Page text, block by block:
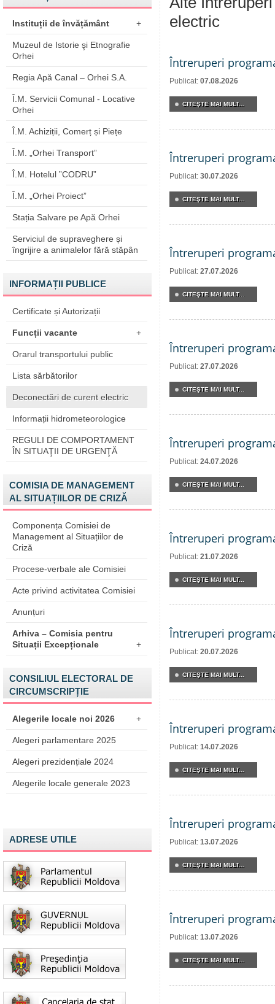
Instituții de învățământ +
Muzeul de Istorie şi Etnografie
Orhei
Regia Apă Canal – Orhei S.A.
Î.M. Servicii Comunal - Locative
Orhei
Î.M. Achiziții, Comerț și Piețe
Î.M. „Orhei Transport”
Î.M. Hotelul ”CODRU”
Î.M. „Orhei Proiect”
Stația Salvare pe Apă Orhei
Serviciul de supraveghere și
îngrijire a animalelor fără stăpân
INFORMAȚII PUBLICE
Certificate și Autorizații
Funcții vacante +
Orarul transportului public
Lista sărbătorilor
Deconectări de curent electric
Informații hidrometeorologice
REGULI DE COMPORTAMENT
ÎN SITUAŢII DE URGENŢĂ
COMISIA DE MANAGEMENT
AL SITUAȚIILOR DE CRIZĂ
Componența Comisiei de
Management al Situațiilor de
Criză
Procese-verbale ale Comisiei
Acte privind activitatea Comisiei
Anunțuri
Arhiva – Comisia pentru
Situații Excepționale
+
CONSILIUL ELECTORAL DE
CIRCUMSCRIPȚIE
Alegerile locale noi 2026 +
Alegeri parlamentare 2025
Alegeri prezidențiale 2024
Alegerile locale generale 2023
ADRESE UTILE
electric
Întreruperi
Publicat: 07.08.2026
CITEŞTE MAI MULT...
Întreruperi
Publicat: 30.07.2026
CITEŞTE MAI MULT...
Întreruperi
Publicat: 27.07.2026
CITEŞTE MAI MULT...
Întreruperi
Publicat: 27.07.2026
CITEŞTE MAI MULT...
Întreruperi
Publicat: 24.07.2026
CITEŞTE MAI MULT...
Întreruperi
Publicat: 21.07.2026
CITEŞTE MAI MULT...
Întreruperi
Publicat: 20.07.2026
CITEŞTE MAI MULT...
Întreruperi
Publicat: 14.07.2026
CITEŞTE MAI MULT...
Întreruperi
Publicat: 13.07.2026
CITEŞTE MAI MULT...
Întreruperi
Publicat: 13.07.2026
CITEŞTE MAI MULT...